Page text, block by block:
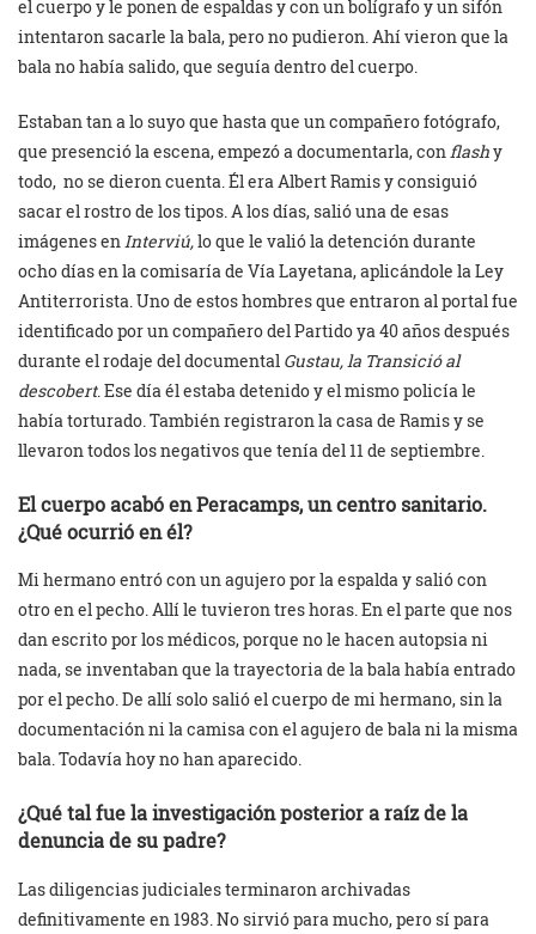
el cuerpo y le ponen de espaldas y con un bolígrafo y un sifón
intentaron sacarle la bala, pero no pudieron. Ahí vieron que la
bala no había salido, que seguía dentro del cuerpo.
Estaban tan a lo suyo que hasta que un compañero fotógrafo,
que presenció la escena, empezó a documentarla, conflashy
todo, no se dieron cuenta. Él era Albert Ramis y consiguió
sacar el rostro de los tipos. A los días, salió una de esas
imágenes enInterviú,lo que le valió la detención durante
ocho días en la comisaría de Vía Layetana, aplicándole la Ley
Antiterrorista. Uno de estos hombres que entraron al portal fue
identificado por un compañero del Partido ya 40 años después
durante el rodaje del documental Gustau, la Transició al
descobert. Ese día él estaba detenido y el mismo policía le
había torturado. También registraron la casa de Ramis y se
llevaron todos los negativos que tenía del 11 de septiembre.
El cuerpo acabó en Peracamps, un centro sanitario.
¿Qué ocurrió en él?
Mi hermano entró con un agujero por la espalda y salió con
otro en el pecho. Allí le tuvieron tres horas. En el parte que nos
dan escrito por los médicos, porque no le hacen autopsia ni
nada, se inventaban que la trayectoria de la bala había entrado
por el pecho. De allí solo salió el cuerpo de mi hermano, sin la
documentación ni la camisa con el agujero de bala ni la misma
bala. Todavía hoy no han aparecido.
¿Qué tal fue la investigación posterior a raíz de la
denuncia de su padre?
Las diligencias judiciales terminaron archivadas
definitivamente en 1983. No sirvió para mucho, pero sí para